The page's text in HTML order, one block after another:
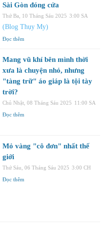
Sài Gòn đóng cửa
Thứ Ba, 10 Tháng Sáu 2025 3:00 SA
(Blog Thụy My)
Đọc thêm
Mang vũ khí bên mình thời
xưa là chuyện nhỏ, nhưng
"tàng trữ" áo giáp là tội tày
trời?
Chủ Nhật, 08 Tháng Sáu 2025 11:00 SA
Đọc thêm
Mỏ vàng "cô đơn" nhất thế
giới
Thứ Sáu, 06 Tháng Sáu 2025 3:00 CH
Đọc thêm